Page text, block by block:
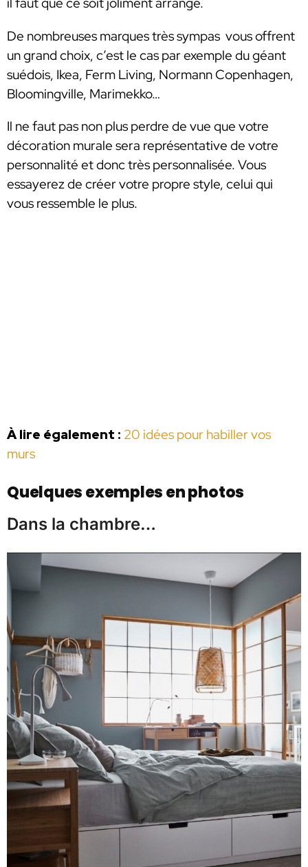
De nombreuses marques très sympas vous offrent
un grand choix, c’est le cas par exemple du géant
suédois, Ikea, Ferm Living, Normann Copenhagen,
Bloomingville, Marimekko…
Il ne faut pas non plus perdre de vue que votre
décoration murale sera représentative de votre
personnalité et donc très personnalisée. Vous
essayerez de créer votre propre style, celui qui
vous ressemble le plus.
À lire également : 20 idées pour habiller vos
murs
Quelques exemples en photos
Dans la chambre…